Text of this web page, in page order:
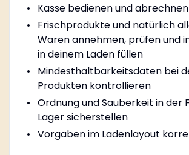
Kasse bedienen und abrechnen
Frischprodukte und natürlich
Waren annehmen, prüfen und
in deinem Laden füllen
Mindesthaltbarkeitsdaten bei
Produkten kontrollieren
Ordnung und Sauberkeit in der
Lager sicherstellen
Vorgaben im Ladenlayout